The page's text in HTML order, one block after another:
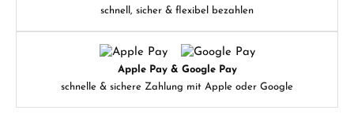
schnell, sicher & flexibel bezahlen
Apple Pay & Google Pay
schnelle & sichere Zahlung mit Apple oder Google